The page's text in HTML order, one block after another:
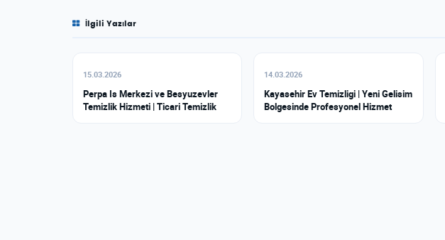
İlgili Yazılar
15.03.2026
Perpa Is Merkezi ve Besyuzevler
Temizlik Hizmeti | Ticari Temizlik
14.03.2026
Kayasehir Ev Temizligi | Yeni Gelisim
Bolgesinde Profesyonel Hizmet